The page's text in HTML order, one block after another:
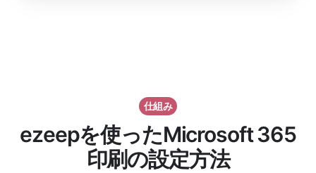
仕組み
ezeepを使ったMicrosoft 365
印刷の設定方法